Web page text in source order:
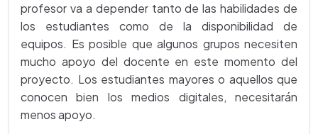
profesor va a depender tanto de las habilidades de
los estudiantes como de la disponibilidad de
equipos. Es posible que algunos grupos necesiten
mucho apoyo del docente en este momento del
proyecto. Los estudiantes mayores o aquellos que
conocen bien los medios digitales, necesitarán
menos apoyo.